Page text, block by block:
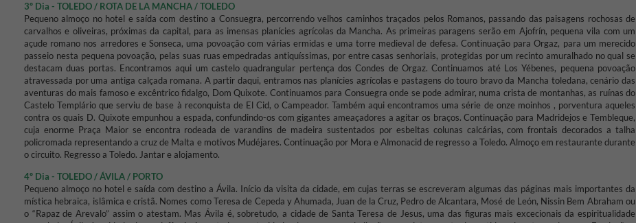
3º Dia - TOLEDO / ROTA DE LA MANCHA / TOLEDO
Pequeno almoço no hotel e saída com destino a Consuegra, percorrendo velhos caminhos traçados pelos Romanos, passando das paisagens rochosas de
carvalhos e oliveiras, próximas da capital, para as imensas planícies agrícolas da Mancha. As primeiras paragens serão em Ajofrín, pequena vila com um
açude romano nos arredores e Sonseca, uma povoação com várias ermidas e uma torre medieval de defesa. Continuação para Orgaz, para um merecido
passeio nesta pequena povoação, pelas suas ruas empedradas antiquíssimas, por entre casas senhoriais, protegidas por um recinto amuralhado no qual se
destacam duas portas. Encontramos aqui um castelo quadrangular pertença dos Condes de Orgaz. Continuamos até Los Yébenes, pequena povoação
atravessada por uma antiga calçada romana. A partir daqui, entramos nas planícies agrícolas e pastagens do touro bravo da Mancha toledana, cenário das
aventuras do mais famoso e excêntrico fidalgo, Dom Quixote. Continuamos para Consuegra onde se pode admirar, numa crista de montanhas, as ruínas do
Castelo Templário que serviu de base à reconquista de El Cid, o Campeador. Também aqui encontramos uma série de onze moinhos , porventura aqueles
contra os quais D. Quixote empunhou a espada, confundindo-os com gigantes ameaçadores a agitar os braços. Continuação para Madridejos e Tembleque,
cuja enorme Praça Maior se encontra rodeada de varandins de madeira sustentados por esbeltas colunas calcárias, com frontais decorados a talha
policromada representando a cruz de Malta e motivos Mudéjares. Continuação por Mora e Almonacid de regresso a Toledo. Almoço em restaurante durante
o circuito. Regresso a Toledo. Jantar e alojamento.
4º Dia - TOLEDO / ÁVILA / PORTO
Pequeno almoço no hotel e saída com destino a Ávila. Início da visita da cidade, em cujas terras se escreveram algumas das páginas mais importantes da
mística hebraica, islâmica e cristã. Nomes como Teresa de Cepeda y Ahumada, Juan de la Cruz, Pedro de Alcantara, Mosé de León, Nissin Bem Abraham ou
o “Rapaz de Arevalo” assim o atestam. Mas Ávila é, sobretudo, a cidade de Santa Teresa de Jesus, uma das figuras mais excecionais da espiritualidade